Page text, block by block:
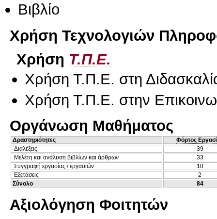
Βιβλίο
Χρήση Τεχνολογιών
Χρήση Τ.Π.Ε.
Χρήση Τ.Π.Ε. στη
Χρήση Τ.Π.Ε. στην
Οργάνωση Μαθήματος
Δραστηριότητες
Φόρτος
Διαλέξεις
39
Μελέτη και ανάλυση βιβλίων και άρθρων
33
Συγγραφή εργασίας / εργασιών
10
Εξετάσεις
2
Σύνολο
84
Αξιολόγηση Φοιτητών